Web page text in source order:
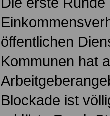
öffentlichen
Kommunen hat
Blockade ist